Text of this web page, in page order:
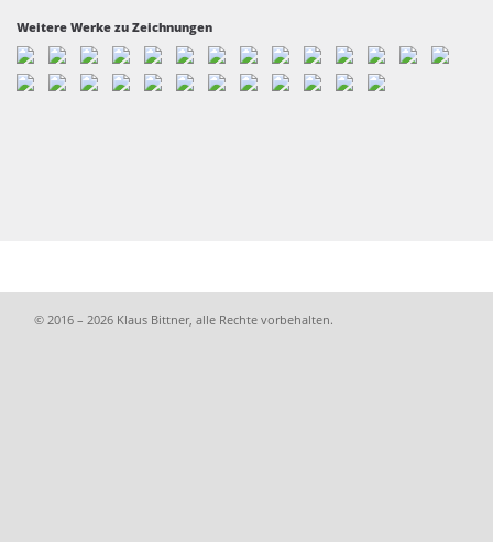
Weitere Werke zu Zeichnungen
© 2016 – 2026 Klaus Bittner, alle Rechte vorbehalten.